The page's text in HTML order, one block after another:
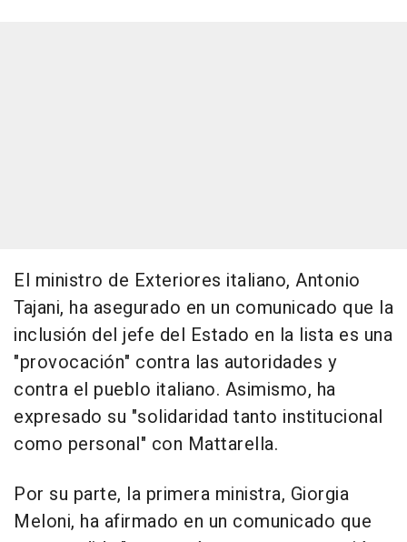
El ministro de Exteriores italiano, Antonio
Tajani, ha asegurado en un comunicado que la
inclusión del jefe del Estado en la lista es una
"provocación" contra las autoridades y
contra el pueblo italiano. Asimismo, ha
expresado su "solidaridad tanto institucional
como personal" con Mattarella.
Por su parte, la primera ministra, Giorgia
Meloni, ha afirmado en un comunicado que